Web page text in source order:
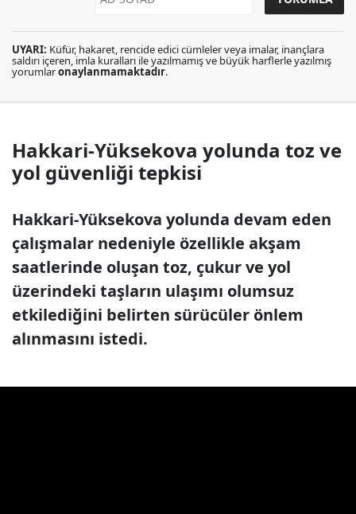
UYARI: Küfür, hakaret, rencide edici cümleler veya imalar, inançlara
saldırı içeren, imla kuralları ile yazılmamış ve büyük harflerle yazılmış
yorumlaronaylanmamaktadır.
Hakkari-Yüksekova yolunda toz ve
yol güvenliği tepkisi
Hakkari-Yüksekova yolunda devam eden
çalışmalar nedeniyle özellikle akşam
saatlerinde oluşan toz, çukur ve yol
üzerindeki taşların ulaşımı olumsuz
etkilediğini belirten sürücüler önlem
alınmasını istedi.